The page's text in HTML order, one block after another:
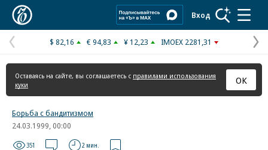
Вход
Предыдущая
страница
$ 82,16 € 94,83 ¥ 12,23 IMOEX 2281,31
Оставаясь на сайте, вы соглашаетесь с правилами использования
куки
ОК
Борьба с бандитизмом
24.03.1999, 00:00
351 2 мин.